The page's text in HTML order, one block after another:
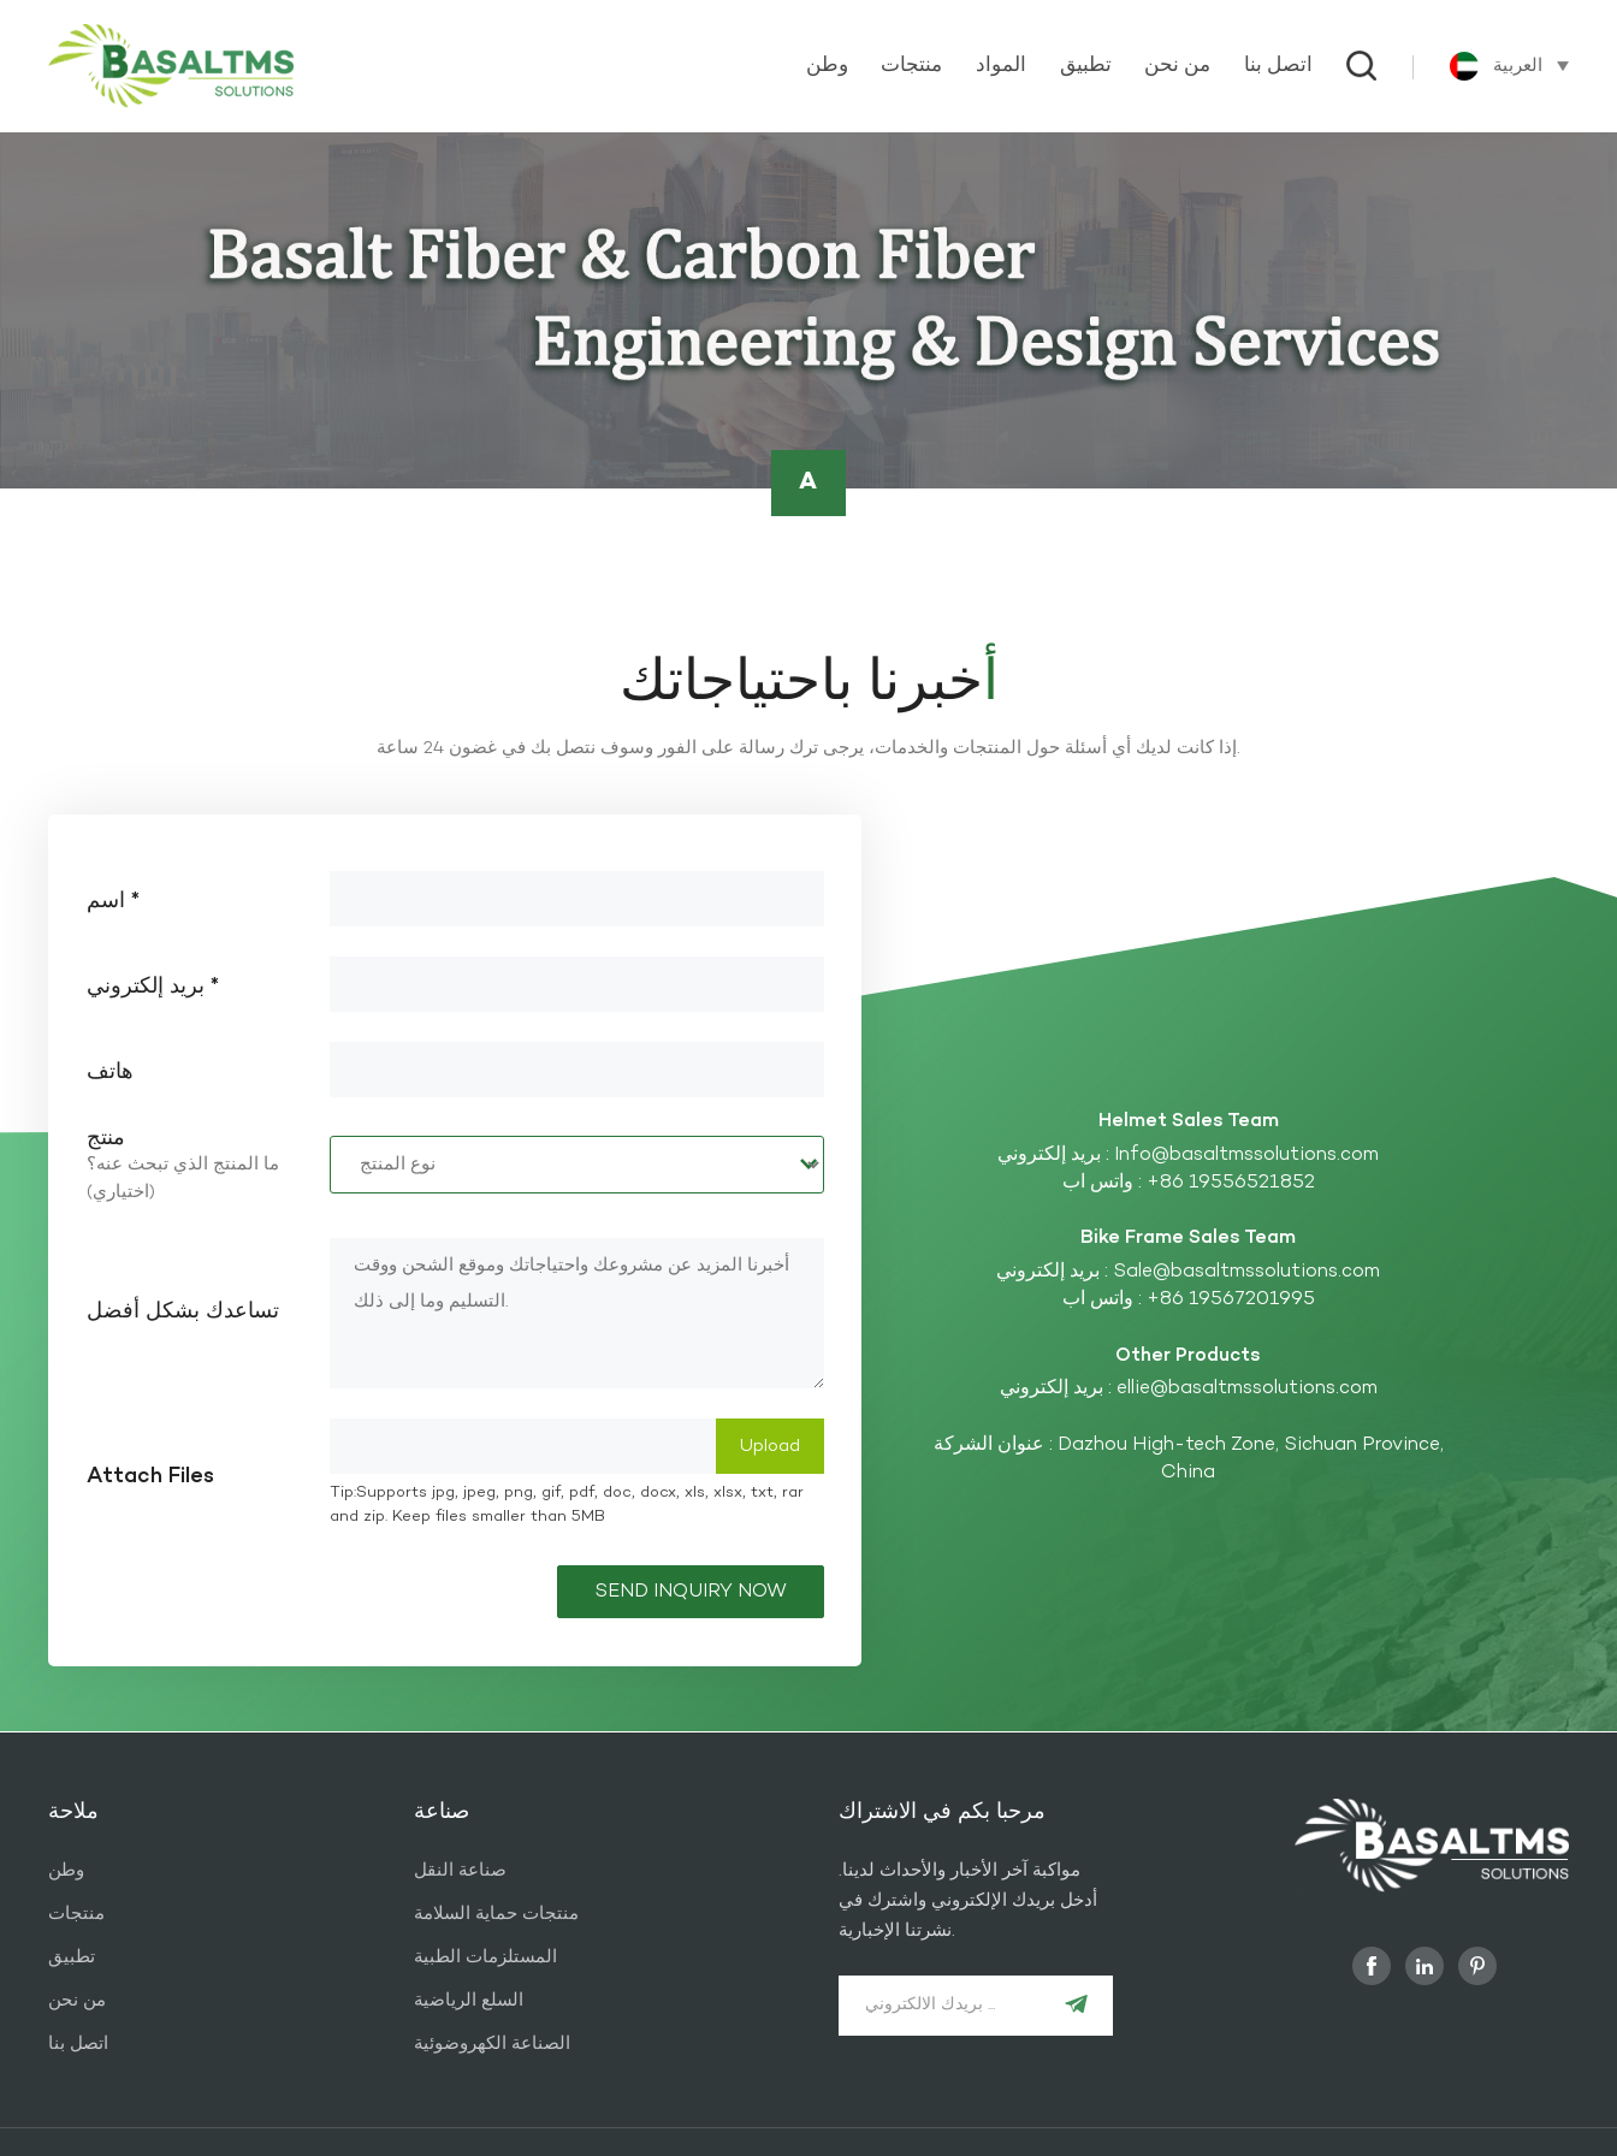
وطن منتجات المواد تطبيق من نحن اتصل بنا العربية
A
أخبرنا باحتياجاتك
إذا كانت لديك أي أسئلة حول المنتجات والخدمات، يرجى ترك رسالة على الفور وسوف نتصل بك في غضون 24 ساعة.
اسم *
بريد إلكتروني *
هاتف
منتج
ما المنتج الذي تبحث عنه؟
(اختياري)
تساعدك بشكل أفضل
Attach Files
Tip:Supports jpg, jpeg, png, gif, pdf, doc, docx, xls, xlsx, txt, rar
and zip. Keep files smaller than 5MB
SEND INQUIRY NOW
Helmet Sales Team
بريد إلكتروني : Info@basaltmssolutions.com
واتس اب : +86 19556521852
Bike Frame Sales Team
بريد إلكتروني : Sale@basaltmssolutions.com
واتس اب : +86 19567201995
Other Products
بريد إلكتروني : ellie@basaltmssolutions.com
عنوان الشركة : Dazhou High-tech Zone, Sichuan Province,
China
ملاحة
وطن
منتجات
تطبيق
من نحن
اتصل بنا
صناعة
صناعة النقل
منتجات حماية السلامة
المستلزمات الطبية
السلع الرياضية
الصناعة الكهروضوئية
مرحبا بكم في الاشتراك
مواكبة آخر الأخبار والأحداث لدينا.
أدخل بريدك الإلكتروني واشترك في
نشرتنا الإخبارية.